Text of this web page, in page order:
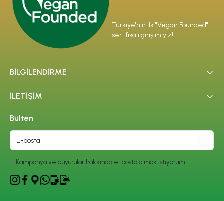
Türkiye'nin ilk "Vegan Founded"
sertifikalı girişimiyiz!
BİLGİLENDİRME
İLETİŞİM
Bülten
Kampanya ve duyurular hakkında e-posta almak istiyorum.